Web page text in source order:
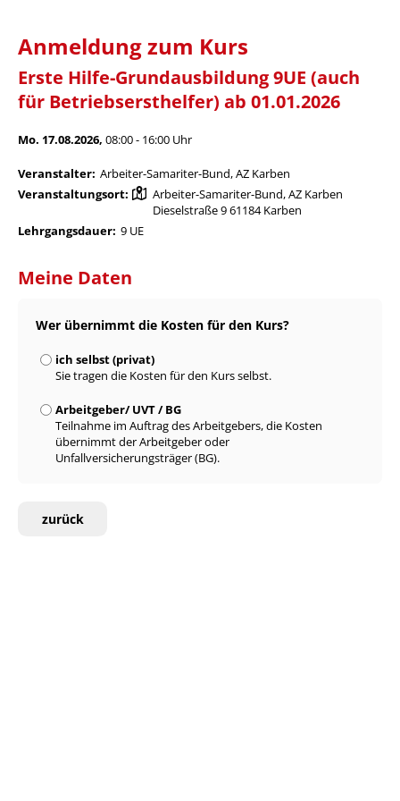
Anmeldung zum Kurs
Erste Hilfe-Grundausbildung 9UE (auch
für Betriebsersthelfer) ab 01.01.2026
Mo. 17.08.2026, 08:00 - 16:00 Uhr
Veranstalter: Arbeiter-Samariter-Bund, AZ Karben
Veranstaltungsort:
Arbeiter-Samariter-Bund, AZ Karben
Dieselstraße 9 61184 Karben
Lehrgangsdauer: 9 UE
Meine Daten
Wer übernimmt die Kosten für den Kurs?
ich selbst (privat)
Sie tragen die Kosten für den Kurs selbst.
Arbeitgeber/ UVT / BG
Teilnahme im Auftrag des Arbeitgebers, die Kosten
übernimmt der Arbeitgeber oder
Unfallversicherungsträger (BG).
zurück